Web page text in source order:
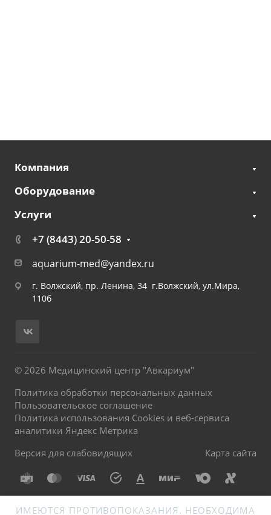
Компания
Оборудование
Услуги
+7 (8443) 20-50-58
aquarium-med@yandex.ru
г. Волжский, пр. Ленина, 34 г.Волжский, ул.Мира,
110б
© 2026 Медицинский центр "Авкариум"
Политика обработки персональных данных
Пользовательское соглашение
Политика использования Cookies и веб-сервиса
аналитики Яндекс Метрика
Версия для слабовидящих
Карта сайта
ИМЕЮТСЯ ПРОТИВОПОКАЗАНИЯ. НЕОБХОДИМА